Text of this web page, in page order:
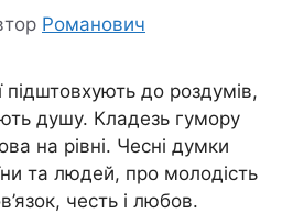
Романович
підштовхують до роздумів,
душу. Кладезь гумору
на рівні. Чесні думки
та людей, про молодість
честь і любов.